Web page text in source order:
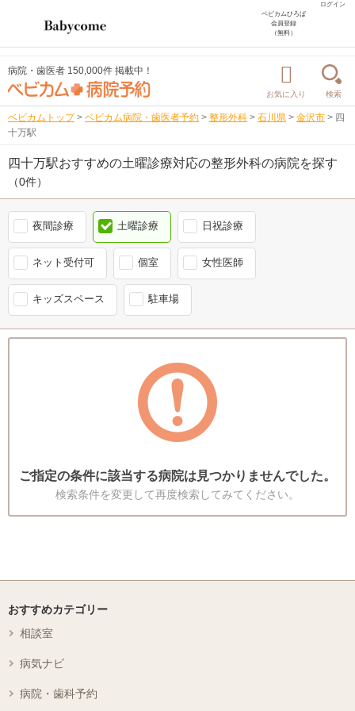
ログイン
ベビカムひろば
会員登録
（無料）
病院・歯医者 150,000件 掲載中！
お気に入り 検索
ベビカムトップ > ベビカム病院・歯医者予約 > 整形外科 > 石川県 > 金沢市 > 四
十万駅
四十万駅おすすめの土曜診療対応の整形外科の病院を探す
（0件）
夜間診療 土曜診療 日祝診療
ネット受付可 個室 女性医師
キッズスペース 駐車場
ご指定の条件に該当する病院は見つかりませんでした。
検索条件を変更して再度検索してみてください。
おすすめカテゴリー
相談室
病気ナビ
病院・歯科予約